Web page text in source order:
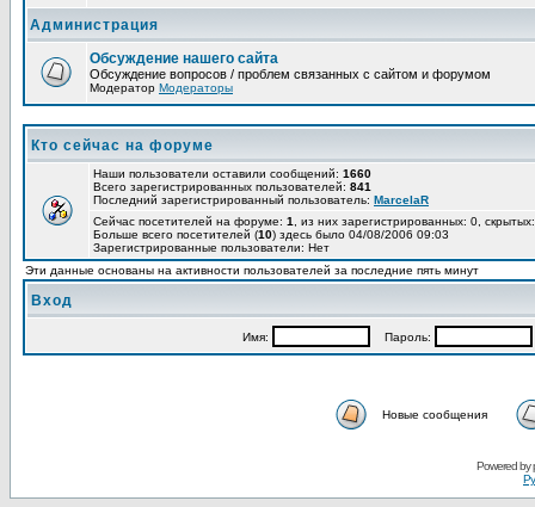
Администрация
Обсуждение нашего сайта
Обсуждение вопросов / проблем связанных с сайтом и форумом
Модератор Модераторы
Кто сейчас на форуме
Наши пользователи оставили сообщений: 1660
Всего зарегистрированных пользователей: 841
Последний зарегистрированный пользователь: MarcelaR
Сейчас посетителей на форуме: 1
, из них зарегистрированных: 0,
Больше всего посетителей (10) здесь было 04/08/2006 09:03
Зарегистрированные пользователи: Нет
Эти данные основаны на активности пользователей за последние пять минут
Вход
Имя: Пароль:
Новые сообщения
Powered by